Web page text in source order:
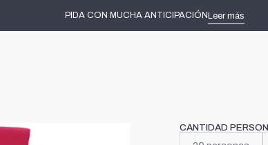
PIDA CON MUCHA ANTICIPACIÓNLeer más
Tortas decoradas Primeros Añitos Tren
CANTIDAD